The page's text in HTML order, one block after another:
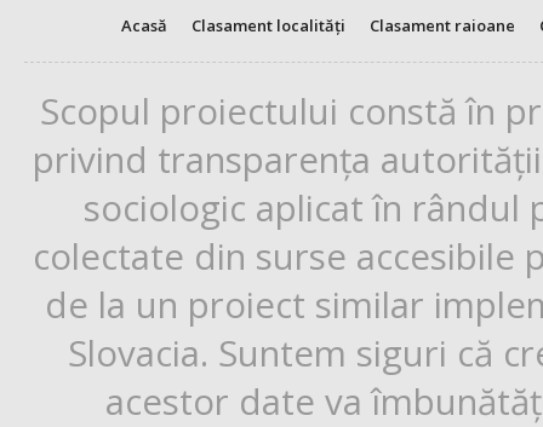
Acasă Clasament localități Clasament raioane
Scopul proiectului constă în
privind transparența
sociologic aplicat în rândul
colectate din surse
de la un proiect similar
Slovacia. Suntem siguri că
acestor date va